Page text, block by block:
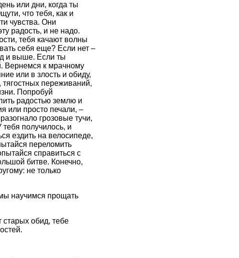
или дни, когда ты
что тебя, как и
чувства. Они
радость, и не надо.
тебя качают волны
себя еще? Если нет –
и выше. Если ты
Вернемся к мрачному
или в злость и обиду,
тягостных переживаний,
Попробуй
радостью землю и
или просто печали, –
грозовые тучи,
получилось, и
ездить на велосипеде,
переломить
справиться с
битве. Конечно,
не только
научимся прощать
старых обид, тебе